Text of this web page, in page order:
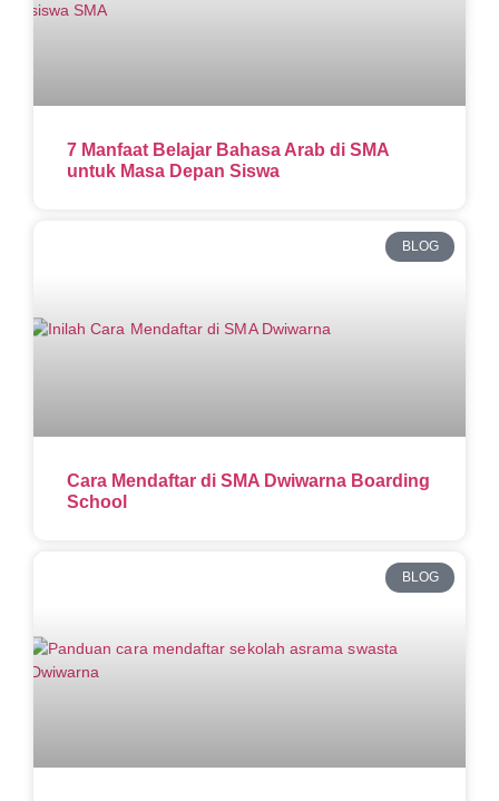
7 Manfaat Belajar Bahasa Arab di SMA
untuk Masa Depan Siswa
BLOG
Cara Mendaftar di SMA Dwiwarna Boarding
School
BLOG